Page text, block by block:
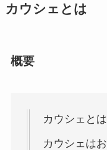
カウシェとは
概要
カウシェとは
カウシェは